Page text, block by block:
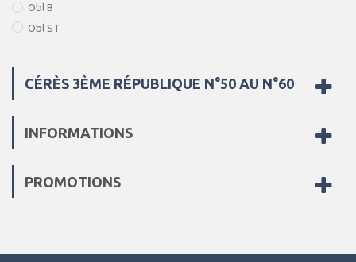
Obl B
Obl ST
CÉRÈS 3ÈME RÉPUBLIQUE N°50 AU N°60
INFORMATIONS
PROMOTIONS